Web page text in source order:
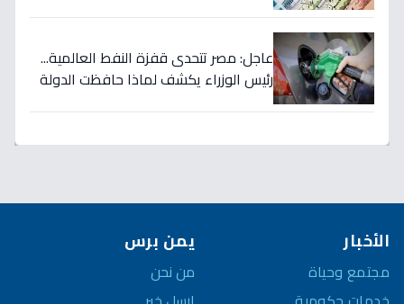
عاجل: مصر تتحدى قفزة النفط العالمية...
رئيس الوزراء يكشف لماذا حافظت الدولة
الأخبار
مجتمع وحياة
يمن برس
من نحن